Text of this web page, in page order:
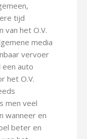
tijd
van het O.V.
media
vervoer
een auto
het O.V.
men veel
wanneer en
beter en